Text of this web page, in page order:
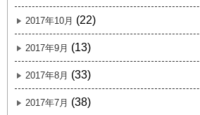
2017年10月 (22)
2017年9月 (13)
2017年8月 (33)
2017年7月 (38)